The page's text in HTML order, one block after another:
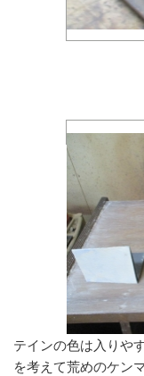
テインの色は入りや
を考えて荒めのケン